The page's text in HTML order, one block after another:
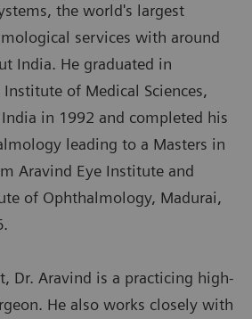
the world's largest
services with around
India. He graduated in
of Medical Sciences,
in 1992 and completed his
leading to a Masters in
Aravind Eye Institute and
of Ophthalmology, Madurai,
Dr. Aravind is a practicing high-
He also works closely with